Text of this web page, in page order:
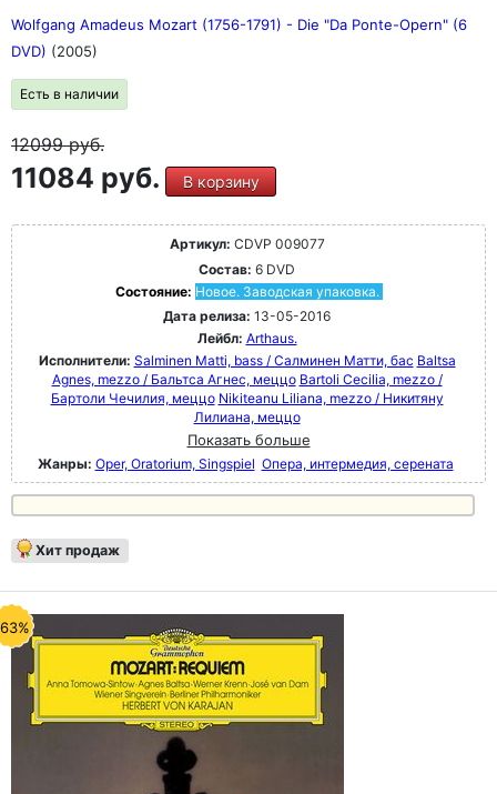
Wolfgang Amadeus Mozart (1756-1791) - Die "Da Ponte-Opern" (6
DVD) (2005)
Есть в наличии
12099руб.
11084 руб. В корзину
Артикул: CDVP 009077
Состав: 6 DVD
Состояние: Новое. Заводская упаковка.
Дата релиза: 13-05-2016
Лейбл: Arthaus.
Исполнители: Salminen Matti, bass / Салминен Матти, бас Baltsa
Agnes, mezzo / Бальтса Агнес, меццо Bartoli Cecilia, mezzo /
Бартоли Чечилия, меццо Nikiteanu Liliana, mezzo / Никитяну
Лилиана, меццо
Показать больше
Жанры: Oper, Oratorium, Singspiel Опера, интермедия, серената
Хит продаж